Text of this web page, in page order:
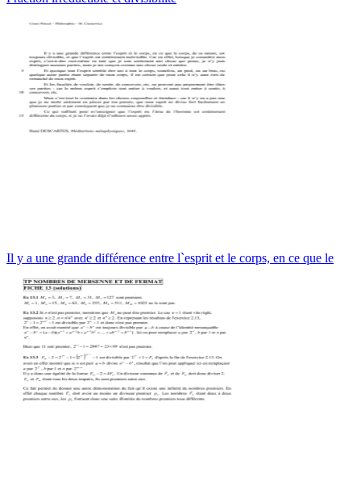
Il y a une grande différence entre l`esprit et le corps, en ce que le